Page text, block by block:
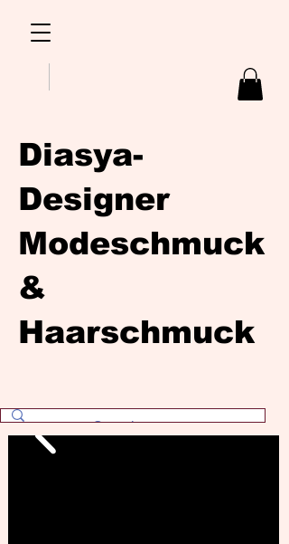
Diasya-
Designer
Modeschmuck
&
Haarschmuck